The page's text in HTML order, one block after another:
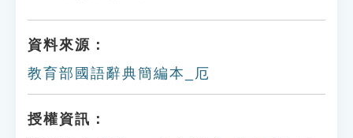
資料來源：
教育部國語辭典簡編本_厄
授權資訊：